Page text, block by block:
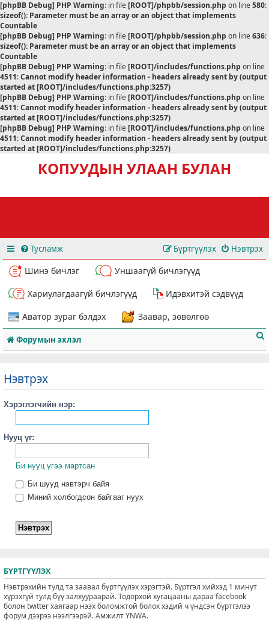
[phpBB Debug] PHP Warning: in file[ROOT]/phpbb/session.php on line580:
sizeof(): Parameter must be an array or an object that implements
Countable
[phpBB Debug] PHP Warning: in file[ROOT]/phpbb/session.php on line636:
sizeof(): Parameter must be an array or an object that implements
Countable
[phpBB Debug] PHP Warning: in file[ROOT]/includes/functions.php on line
4511:Cannot modify header information - headers already sent by (output
started at [ROOT]/includes/functions.php:3257)
[phpBB Debug] PHP Warning: in file[ROOT]/includes/functions.php on line
4511:Cannot modify header information - headers already sent by (output
started at [ROOT]/includes/functions.php:3257)
[phpBB Debug] PHP Warning: in file[ROOT]/includes/functions.php on line
4511:Cannot modify header information - headers already sent by (output
started at [ROOT]/includes/functions.php:3257)
КОПУУДЫН УЛААН БУЛАН
Тусламж Нэвтрэх
Бүртгүүлэх
Шинэ бичлэг
Уншаагүй бичлэгүүд
Хариулагдаагүй бичлэгүүд
Идэвхитэй сэдвүүд
Аватор зураг бэлдэх
Заавар, зөвөлгөө
Форумын эхлэл
Нэвтрэх
Хэрэглэгчийн нэр:
Нууц үг:
Би нууц үгээ мартсан
Би шууд нэвтэрч байя
Миний холбогдсон байгааг нуух
БҮРТГҮҮЛЭХ
Нэвтрэхийн тулд та заавал бүртгүүлэх хэрэгтэй. Бүртгэл хийхэд 1 минут
хүрэхгүй тулд бүү залхуураарай. Тодорхой хугацааны дараа facebook
болон twitter хаягаар нээх боломжтой болох хэдий ч үндсэн бүртгэлээ
форум дээрээ нээлгээрэй. Амжилт YNWA.